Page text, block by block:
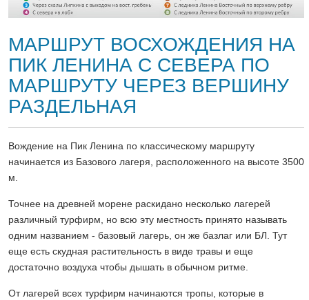
МАРШРУТ ВОСХОЖДЕНИЯ НА
ПИК ЛЕНИНА С СЕВЕРА ПО
МАРШРУТУ ЧЕРЕЗ ВЕРШИНУ
РАЗДЕЛЬНАЯ
Вождение на Пик Ленина по классическому маршруту
начинается из Базового лагеря, расположенного на высоте 3500
м.
Точнее на древней морене раскидано несколько лагерей
различный турфирм, но всю эту местность принято называть
одним названием - базовый лагерь, он же базлаг или БЛ. Тут
еще есть скудная растительность в виде травы и еще
достаточно воздуха чтобы дышать в обычном ритме.
От лагерей всех турфирм начинаются тропы, которые в